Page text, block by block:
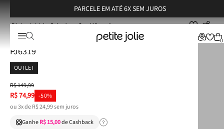
PARCELE EM ATÉ 6X SEM JUROS
0
Calçados Sandálias Sandália Petite Jolie Fizzy Preto/Preto/Branco - PJ6319
Sandália Petite Jolie Fizzy Preto/Preto/Branco -
PJ6319
OUTLET
R$149,99
R$74,99 -50%
ou3x deR$24,99sem juros
GanheR$ 15,00de Cashback